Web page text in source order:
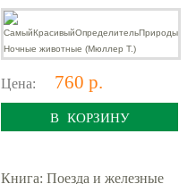
Цена: 760 р.
В КОРЗИНУ
Книга: Поезда и железные